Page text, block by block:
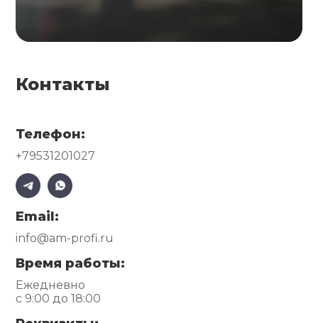
Контакты
Телефон:
+79531201027
Email:
info@am-profi.ru
Время работы:
Ежедневно
с 9:00 до 18:00